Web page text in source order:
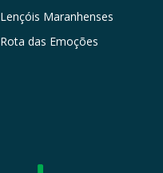
Lençóis Maranhenses
Rota das Emoções